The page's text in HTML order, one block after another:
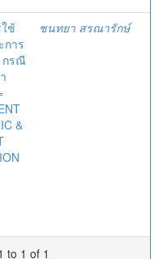
ช้
การ
กรณี
&
ชนทยา สรณารักษ์
to 1 of 1